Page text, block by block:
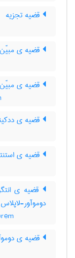
قضیه تجزیه
قضیه ی
قضیه ی
قضیه ی
قضیه ی
قضیه ی
دوموآور-لاپلاس
قضیه ی